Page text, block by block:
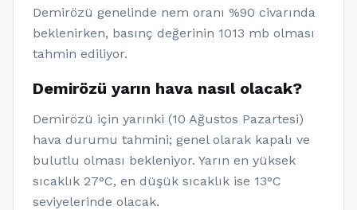
Demirözü genelinde nem oranı %90 civarında
beklenirken, basınç değerinin 1013 mb olması
tahmin ediliyor.
Demirözü yarın hava nasıl olacak?
Demirözü için yarınki (10 Ağustos Pazartesi)
hava durumu tahmini; genel olarak kapalı ve
bulutlu olması bekleniyor. Yarın en yüksek
sıcaklık 27°C, en düşük sıcaklık ise 13°C
seviyelerinde olacak.